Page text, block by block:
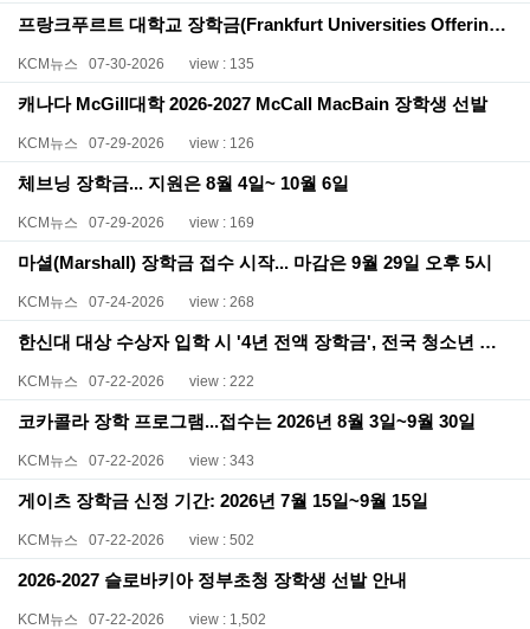
프랑크푸르트 대학교 장학금(Frankfurt Universities Offering Scholarships)
KCM뉴스 07-30-2026 view : 135
캐나다 McGill대학 2026-2027 McCall MacBain 장학생 선발
KCM뉴스 07-29-2026 view : 126
체브닝 장학금... 지원은 8월 4일~ 10월 6일
KCM뉴스 07-29-2026 view : 169
마셜(Marshall) 장학금 접수 시작... 마감은 9월 29일 오후 5시
KCM뉴스 07-24-2026 view : 268
한신대 대상 수상자 입학 시 '4년 전액 장학금', 전국 청소년 숏폼 공모전 개최
KCM뉴스 07-22-2026 view : 222
코카콜라 장학 프로그램...접수는 2026년 8월 3일~9월 30일
KCM뉴스 07-22-2026 view : 343
게이츠 장학금 신정 기간: 2026년 7월 15일~9월 15일
KCM뉴스 07-22-2026 view : 502
2026-2027 슬로바키아 정부초청 장학생 선발 안내
KCM뉴스 07-22-2026 view : 1,502